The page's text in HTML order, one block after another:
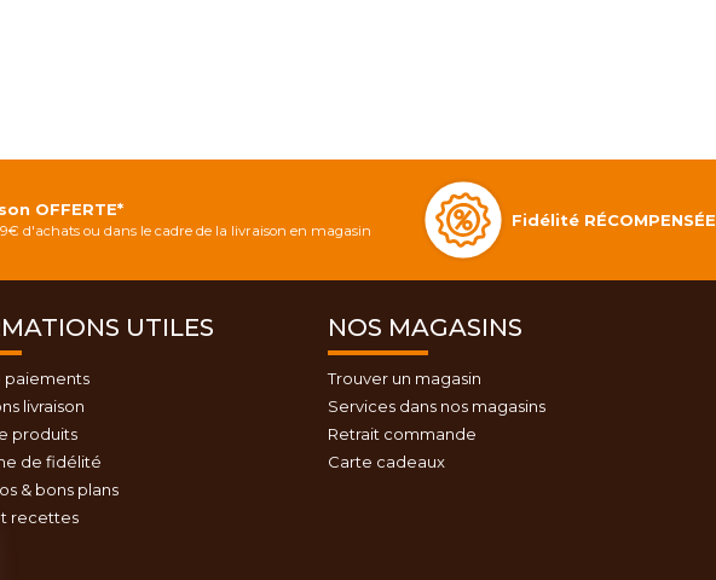
OFFERTE*
d'achats ou dans le cadre de la livraison en magasin
Fidélité RÉCOMPENSÉE
UTILES
paiements
livraison
produits
de fidélité
& bons plans
recettes
NOS MAGASINS
Trouver un magasin
Services dans nos magasins
Retrait commande
Carte cadeaux